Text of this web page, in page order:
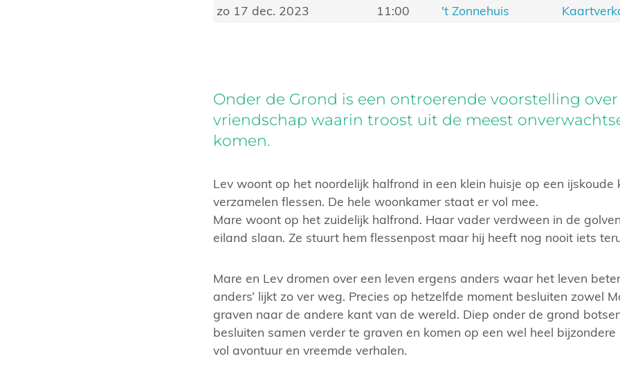
zo 17 dec. 2023
11:00 't Zonnehuis
Onder de Grond is een ontroerende voorstelling
vriendschap waarin troost uit de meest
komen.
Lev woont op het noordelijk halfrond in een klein huisje op een ijskoude
verzamelen flessen. De hele woonkamer staat er vol mee.
Mare woont op het zuidelijk halfrond. Haar vader verdween in de
eiland slaan. Ze stuurt hem flessenpost maar hij heeft nog nooit iets
Mare en Lev dromen over een leven ergens anders waar het leven
anders’ lijkt zo ver weg. Precies op hetzelfde moment besluiten zowel
graven naar de andere kant van de wereld. Diep onder de grond
besluiten samen verder te graven en komen op een wel heel
vol avontuur en vreemde verhalen.